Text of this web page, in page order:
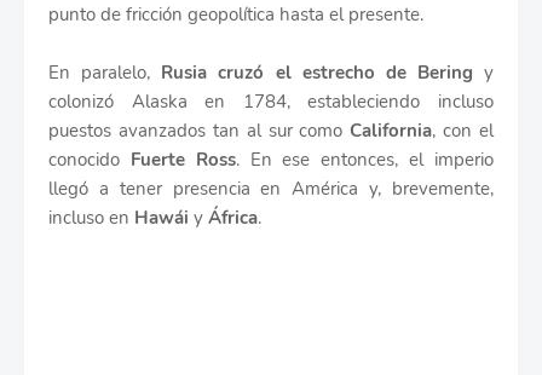
punto de fricción geopolítica hasta el presente.
En paralelo, Rusia cruzó el estrecho de Bering y
colonizó Alaska en 1784, estableciendo incluso
puestos avanzados tan al sur comoCalifornia, con el
conocido Fuerte Ross. En ese entonces, el imperio
llegó a tener presencia en América y, brevemente,
incluso en Hawái y África.